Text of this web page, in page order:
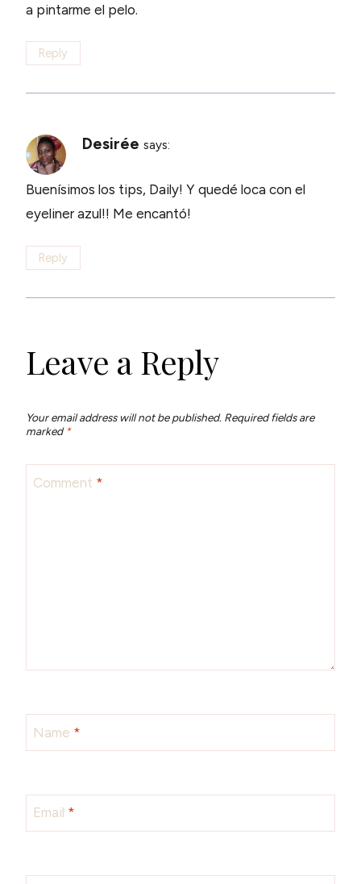
a pintarme el pelo.
Reply
Desirée says:
Buenísimos los tips, Daily! Y quedé loca con el
eyeliner azul!! Me encantó!
Reply
Leave a Reply
Your email address will not be published. Required fields are
marked *
Comment *
Name *
Email *